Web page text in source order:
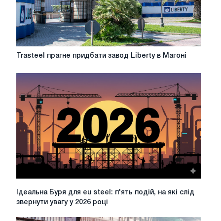
Trasteel
придбати
Liberty
Магоні
Trasteel прагне придбати завод Liberty в Магоні
Ідеальна
eu
Ідеальна Буря для eu steel: п'ять подій, на які слід
звернути увагу у 2026 році